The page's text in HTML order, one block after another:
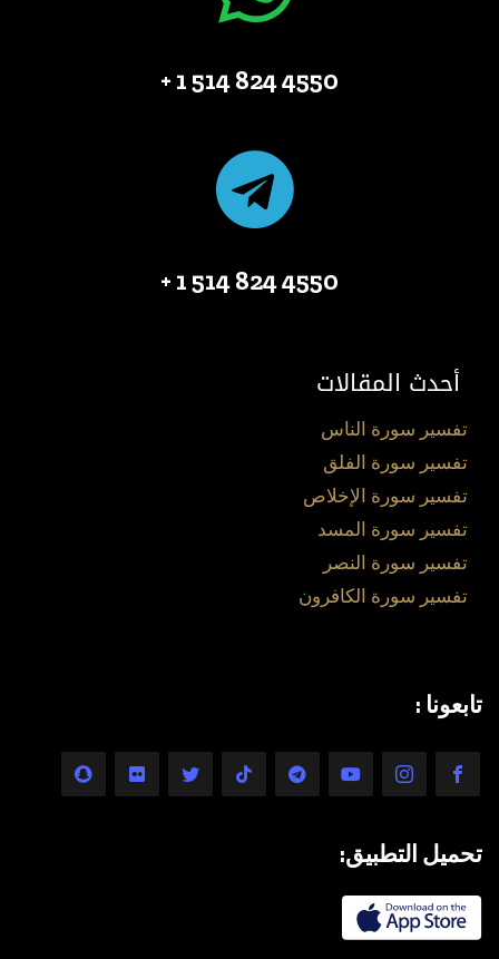
4550 824 514 1 +
4550 824 514 1 +
أحدث المقالات
تفسير سورة الناس
تفسير سورة الفلق
تفسير سورة الإخلاص
تفسير سورة المسد
تفسير سورة النصر
تفسير سورة الكافرون
تابعونا :
تحميل التطبيق: